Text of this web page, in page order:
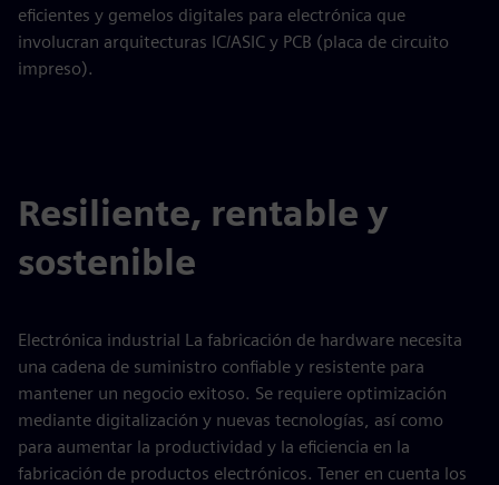
eficientes y gemelos digitales para electrónica que
involucran arquitecturas IC/ASIC y PCB (placa de circuito
impreso).
Resiliente, rentable y
sostenible
Electrónica industrial La fabricación de hardware necesita
una cadena de suministro confiable y resistente para
mantener un negocio exitoso. Se requiere optimización
mediante digitalización y nuevas tecnologías, así como
para aumentar la productividad y la eficiencia en la
fabricación de productos electrónicos. Tener en cuenta los